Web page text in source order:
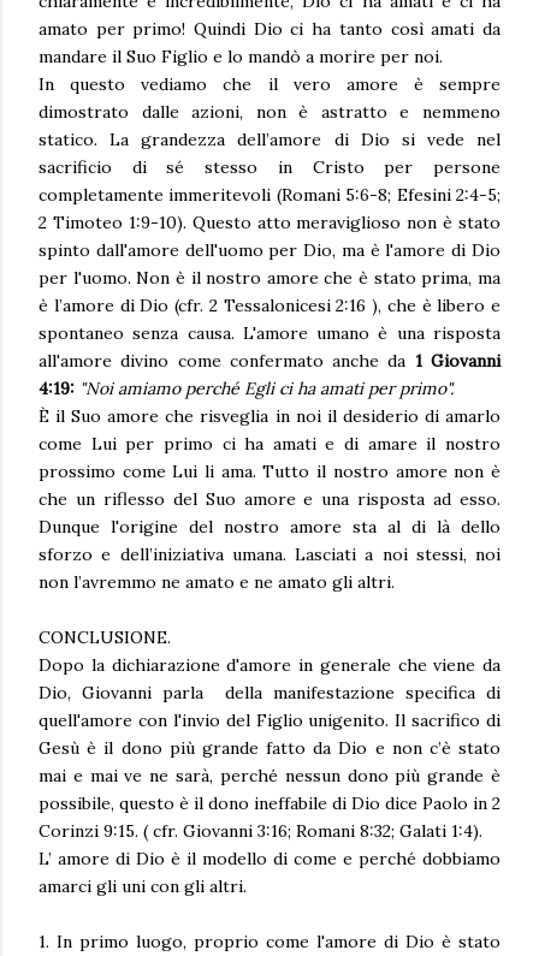
amato per primo! Quindi Dio ci ha tanto così amati da
mandare il Suo Figlio e lo mandò a morire per noi.
In questo vediamo che il vero amore è sempre
dimostrato dalle azioni, non è astratto e nemmeno
statico. La grandezza dell’amore di Dio si vede nel
sacrificio di sé stesso in Cristo per persone
completamente immeritevoli (Romani 5:6-8; Efesini 2:4-5;
2 Timoteo 1:9-10). Questo atto meraviglioso non è stato
spinto dall'amore dell'uomo per Dio, ma è l'amore di Dio
per l'uomo. Non è il nostro amore che è stato prima, ma
è l’amore di Dio (cfr. 2 Tessalonicesi 2:16 ), che è libero e
spontaneo senza causa. L'amore umano è una risposta
all'amore divino come confermato anche da 1 Giovanni
4:19: "Noi amiamo perché Egli ci ha amati per primo".
È il Suo amore che risveglia in noi il desiderio di amarlo
come Lui per primo ci ha amati e di amare il nostro
prossimo come Lui li ama. Tutto il nostro amore non è
che un riflesso del Suo amore e una risposta ad esso.
Dunque l'origine del nostro amore sta al di là dello
sforzo e dell’iniziativa umana. Lasciati a noi stessi, noi
non l’avremmo ne amato e ne amato gli altri.
CONCLUSIONE.
Dopo la dichiarazione d'amore in generale che viene da
Dio, Giovanni parla della manifestazione specifica di
quell'amore con l'invio del Figlio unigenito. Il sacrifico di
Gesù è il dono più grande fatto da Dio e non c’è stato
mai e mai ve ne sarà, perché nessun dono più grande è
possibile, questo è il dono ineffabile di Dio dice Paolo in 2
Corinzi 9:15. ( cfr. Giovanni 3:16; Romani 8:32; Galati 1:4).
L’ amore di Dio è il modello di come e perché dobbiamo
amarci gli uni con gli altri.
1. In primo luogo, proprio come l'amore di Dio è stato